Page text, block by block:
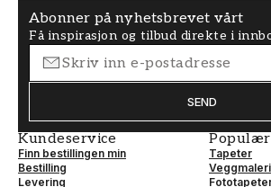
Abonner på nyhetsbrevet vårt
Få inspirasjon og tilbud direkte i
SEND
Kundeservice
Finn bestillingen min
Bestilling
Levering
Tapeter